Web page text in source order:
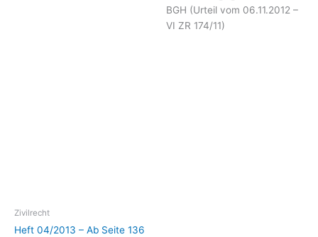
BGH (Urteil vom 06.11.2012 –
VI ZR 174/11)
Zivilrecht
Heft 04/2013 – Ab Seite 136